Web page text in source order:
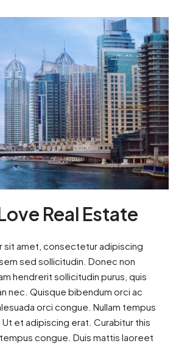
Real Estate
sit amet, consectetur adipiscing
sed sollicitudin. Donec non
hendrerit sollicitudin purus, quis
nec. Quisque bibendum orci ac
orci congue. Nullam tempus
et adipiscing erat. Curabitur this
congue. Duis mattis laoreet